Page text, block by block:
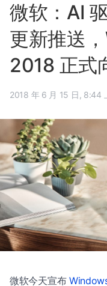
微软：AI
更新推送
2018 正式
2018 年 6 月 15
微软今天宣布